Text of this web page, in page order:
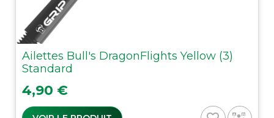
Ailettes Bull's DragonFlights Yellow (3)
Standard
Prix
4,90 €